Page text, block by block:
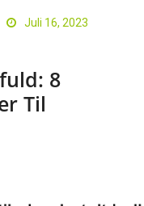
Juli 16, 2023
8
Til